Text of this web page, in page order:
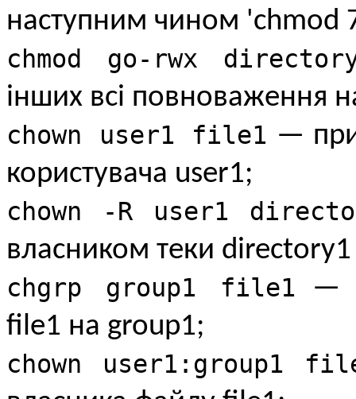
наступним чином 'chmod
chmod go-rwx
інших всі повноваження
chown user1 file1 —
користувача user1;
chown -R user1
власником теки directory1
chgrp group1 file1 —
file1 на group1;
chown user1:group1